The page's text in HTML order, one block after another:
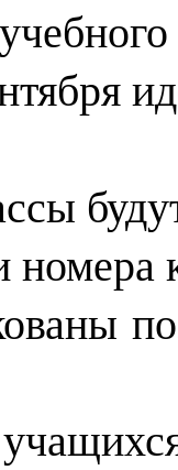
номера